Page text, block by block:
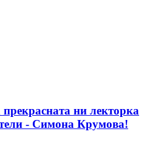
ни лекторка
- Симона Крумова!